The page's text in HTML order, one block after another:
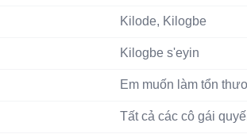
Kilode, Kilogbe
Kilogbe s'eyin
Em muốn làm tổn
Tất cả các cô gái